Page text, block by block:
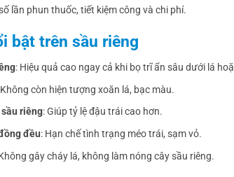
lần phun thuốc, tiết kiệm công và chi phí.
bật trên sầu riêng
: Hiệu quả cao ngay cả khi bọ trĩ ẩn sâu dưới lá
còn hiện tượng xoăn lá, bạc màu.
riêng: Giúp tỷ lệ đậu trái cao hơn.
đều: Hạn chế tình trạng méo trái, sạm vỏ.
gây cháy lá, không làm nóng cây sầu riêng.